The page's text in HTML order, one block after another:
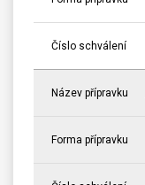
Číslo schválení
Název přípravku
Forma přípravku